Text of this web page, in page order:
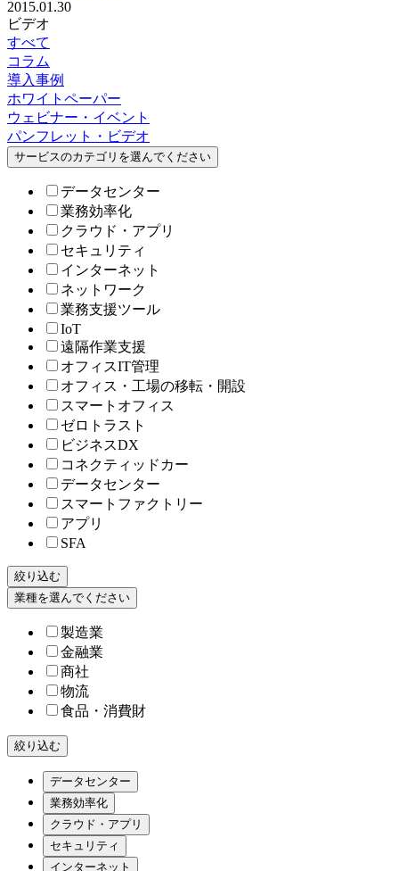
2015.01.30
ビデオ
すべて
コラム
導入事例
ホワイトペーパー
ウェビナー・イベント
パンフレット・ビデオ
サービスのカテゴリを選んでください
データセンター
業務効率化
クラウド・アプリ
セキュリティ
インターネット
ネットワーク
業務支援ツール
IoT
遠隔作業支援
オフィスIT管理
オフィス・工場の移転・開設
スマートオフィス
ゼロトラスト
ビジネスDX
コネクティッドカー
データセンター
スマートファクトリー
アプリ
SFA
絞り込む
業種を選んでください
製造業
金融業
商社
物流
食品・消費財
絞り込む
データセンター
業務効率化
クラウド・アプリ
セキュリティ
インターネット